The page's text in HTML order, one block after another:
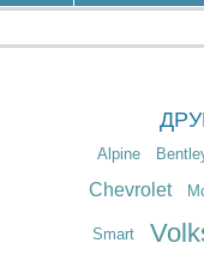
Alpine
Chevrolet
Smart